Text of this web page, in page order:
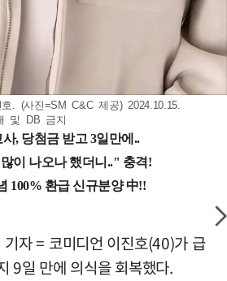
. (사진=SM C&C 제공) 2024.10.15.
및 DB 금지
자 = 코미디언 이진호(40)가 급
9일 만에 의식을 회복했다.